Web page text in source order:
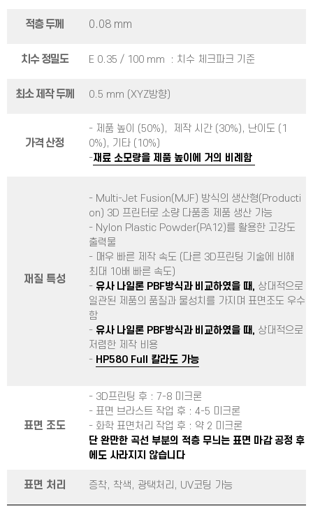
적층 두께
치수 정밀도
최소 제작 두께
가격 산정
재질 특성
표면 조도
표면 처리
0.08 mm
E 0.35 / 100 mm : 치수 체크파크 기준
0.5 mm (XYZ방향)
- 제품 높이 (50%), 제작 시간 (30%), 난이도 (1
0%), 기타 (10%)
-재료 소모량을 제품 높이에 거의 비례함
- Multi-Jet Fusion(MJF) 방식의 생산형(Producti
on) 3D 프린터로 소량 다품종 제품 생산 가능
- Nylon Plastic Powder(PA12)를 활용한 고강도
출력물
- 매우 빠른 제작 속도 (다른 3D프린팅 기술에 비해
최대 10배 빠른 속도)
- 유사 나일론 PBF방식과 비교하였을 때, 상대적으로
일관된 제품의 품질과 물성치를 가지며 표면조도 우수
함
- 유사 나일론 PBF방식과 비교하였을 때, 상대적으로
저렴한 제작 비용
- HP580 Full 칼라도 가능
- 3D프린팅 후 : 7-8 미크론
- 표면 브라스트 작업 후 : 4-5 미크론
- 화학 표면처리 작업 후 : 약 2 미크론
단 완만한 곡선 부분의 적층 무늬는 표면 마감 공정 후
에도 사라지지 않습니다
증착, 착색, 광택처리, UV코팅 가능